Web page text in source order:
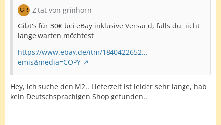
Zitat von grinhorn
Gibt's für 30€ bei eBay inklusive Versand, falls du nicht
lange warten möchtest
https://www.ebay.de/itm/1840422652…
emis&media=COPY
Hey, ich suche den M2.. Lieferzeit ist leider sehr lange, hab
kein Deutschsprachigen Shop gefunden..